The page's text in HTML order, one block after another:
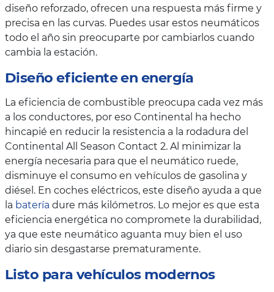
diseño reforzado, ofrecen una respuesta más firme y
precisa en las curvas. Puedes usar estos neumáticos
todo el año sin preocuparte por cambiarlos cuando
cambia la estación.
Diseño eficiente en energía
La eficiencia de combustible preocupa cada vez más
a los conductores, por eso Continental ha hecho
hincapié en reducir la resistencia a la rodadura del
Continental All Season Contact 2. Al minimizar la
energía necesaria para que el neumático ruede,
disminuye el consumo en vehículos de gasolina y
diésel. En coches eléctricos, este diseño ayuda a que
la batería dure más kilómetros. Lo mejor es que esta
eficiencia energética no compromete la durabilidad,
ya que este neumático aguanta muy bien el uso
diario sin desgastarse prematuramente.
Listo para vehículos modernos